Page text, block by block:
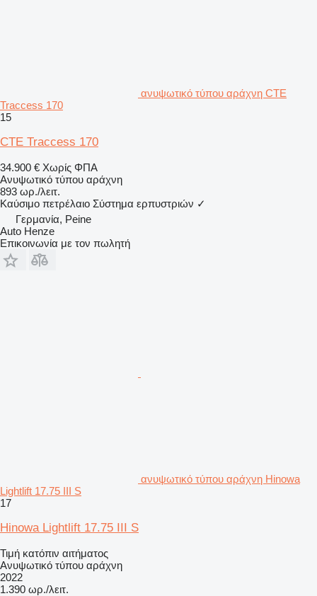
ανυψωτικό τύπου αράχνη CTE
Traccess 170
15
CTE Traccess 170
34.900 € Χωρίς ΦΠΑ
Ανυψωτικό τύπου αράχνη
893 ωρ./λειτ.
Καύσιμο πετρέλαιο Σύστημα ερπυστριών ✓
Γερμανία, Peine
Auto Henze
Επικοινωνία με τον πωλητή
ανυψωτικό τύπου αράχνη Hinowa
Lightlift 17.75 III S
17
Hinowa Lightlift 17.75 III S
Τιμή κατόπιν αιτήματος
Ανυψωτικό τύπου αράχνη
2022
1.390 ωρ./λειτ.